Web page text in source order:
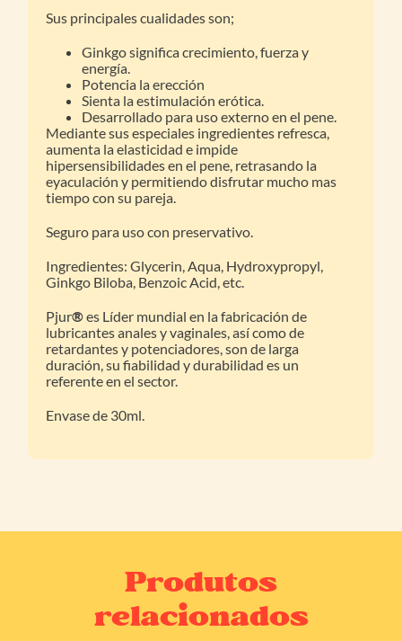
Sus principales cualidades son;
Ginkgo significa crecimiento, fuerza y
energía.
Potencia la erección
Sienta la estimulación erótica.
Desarrollado para uso externo en el pene.
Mediante sus especiales ingredientes refresca,
aumenta la elasticidad e impide
hipersensibilidades en el pene, retrasando la
eyaculación y permitiendo disfrutar mucho mas
tiempo con su pareja.
Seguro para uso con preservativo.
Ingredientes: Glycerin, Aqua, Hydroxypropyl,
Ginkgo Biloba, Benzoic Acid, etc.
Pjur®es Líder mundial en la fabricación de
lubricantes anales y vaginales, así como de
retardantes y potenciadores, son de larga
duración, su fiabilidad y durabilidad es un
referente en el sector.
Envase de 30ml.
Produtos
relacionados